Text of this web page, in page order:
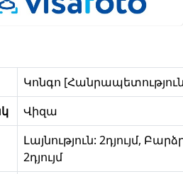
Կոնգո
Վիզա
Լայնություն: 2դյույմ,
2դյույմ